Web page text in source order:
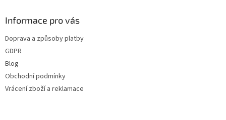
Informace pro vás
Doprava a způsoby platby
GDPR
Blog
Obchodní podmínky
Vrácení zboží a reklamace